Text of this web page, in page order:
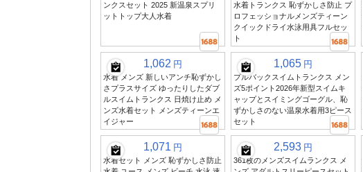
ンクスセット 2025 新温泉スプリ
ットトップ大人水着
水着トランクス 恥ずかしさ防止 プ
ロフェッショナルメンズティーン
クイックドライ水泳用具フルセッ
ト
1,062 円
水着 メンズ 新しいアンチ恥ずかし
さプラスサイズ ゆったりしたダブ
ルスイムトランクス 日焼け止め メ
ンズ水着セット メンズティーンエ
イジャー
1,065 円
プルバックスイムトランクス メン
ズ5ポイント2026年新型スイムキ
ャップとスイミングゴーグル、恥
ずかしさのない温泉水着用3ピース
セット
1,071 円
水着セット メンズ 恥ずかしさ防止
2,593 円
361枚のメンズスイムランクス メ